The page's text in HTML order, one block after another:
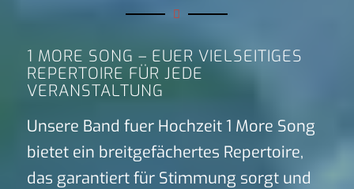
1 MORE SONG – EUER VIELSEITIGES
REPERTOIRE FÜR JEDE
VERANSTALTUNG
Unsere Band fuer Hochzeit 1 More Song
bietet ein breitgefächertes Repertoire,
das garantiert für Stimmung sorgt und